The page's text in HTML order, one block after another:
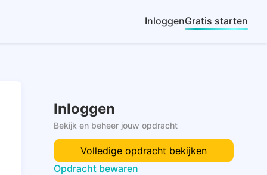
InloggenGratis starten
Inloggen
Bekijk en beheer jouw opdracht
Volledige opdracht bekijken
Opdracht bewaren